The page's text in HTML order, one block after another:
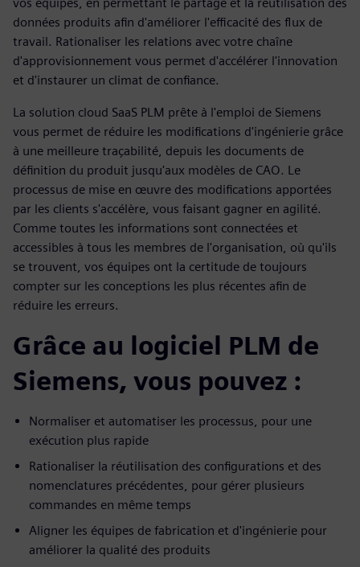
données produits afin d'améliorer l'efficacité des flux de
travail. Rationaliser les relations avec votre chaîne
d'approvisionnement vous permet d'accélérer l'innovation
et d'instaurer un climat de confiance.
La solution cloud SaaS PLM prête à l'emploi de Siemens
vous permet de réduire les modifications d'ingénierie grâce
à une meilleure traçabilité, depuis les documents de
définition du produit jusqu'aux modèles de CAO. Le
processus de mise en œuvre des modifications apportées
par les clients s'accélère, vous faisant gagner en agilité.
Comme toutes les informations sont connectées et
accessibles à tous les membres de l'organisation, où qu'ils
se trouvent, vos équipes ont la certitude de toujours
compter sur les conceptions les plus récentes afin de
réduire les erreurs.
Grâce au logiciel PLM de
Siemens, vous pouvez :
Normaliser et automatiser les processus, pour une
exécution plus rapide
Rationaliser la réutilisation des configurations et des
nomenclatures précédentes, pour gérer plusieurs
commandes en même temps
Aligner les équipes de fabrication et d'ingénierie pour
améliorer la qualité des produits